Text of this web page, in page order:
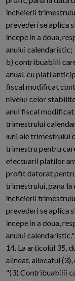
incheierii
prevederi se aplica
incepe in a doua,
anului calendaristic;
b) contribuabilii
anual, cu plati
fiscal modificat
nivelul celor
anul fiscal modificat
trimestrului
luni ale trimestrului
trimestru pentru
efectuarii platilor
profit datorat
trimestrului, pana la
incheierii
prevederi se aplica
incepe in a doua,
anului calendaristic."
14. La articolul 35,
alineat, alineatul
"(3) Contribuabilii